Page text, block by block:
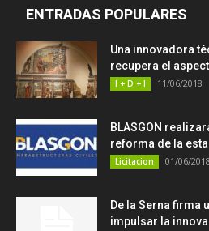
ENTRADAS POPULARES
Una innovadora
recupera el
I + D + I 11/06/2018
BLASGON
reforma de la
Licitacion 01/06/2018
De la Serna firma
impulsar la